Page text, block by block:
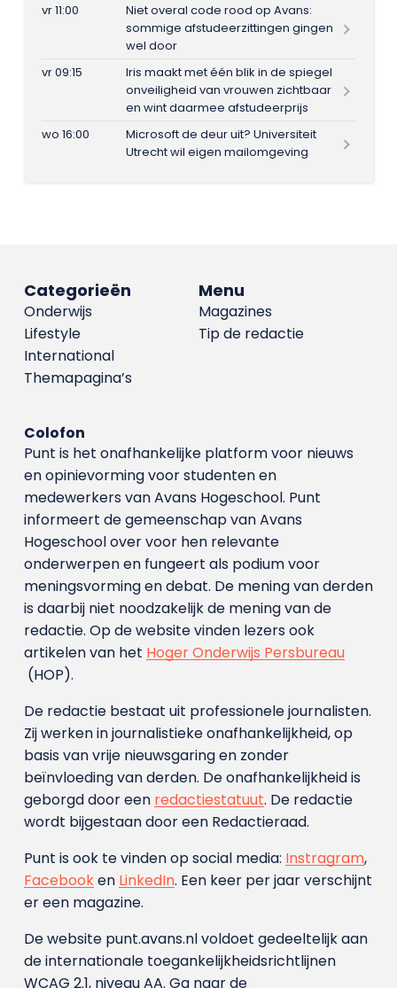
vr 11:00
Niet overal code rood op Avans:
sommige afstudeerzittingen gingen
wel door
vr 09:15
Iris maakt met één blik in de spiegel
onveiligheid van vrouwen zichtbaar
en wint daarmee afstudeerprijs
wo 16:00
Microsoft de deur uit? Universiteit
Utrecht wil eigen mailomgeving
Menu
Magazines
Tip de redactie
Categorieën
Onderwijs
Lifestyle
International
Themapagina’s
Colofon
Punt is het onafhankelijke platform voor nieuws
en opinievorming voor studenten en
medewerkers van Avans Hoge­school. Punt
informeert de gemeenschap van Avans
Hogeschool over voor hen relevante
onderwerpen en fungeert als podium voor
meningsvorming en debat. De mening van derden
is daarbij niet noodzakelijk de mening van de
redactie. Op de website vinden lezers ook
artikelen van het Hoger Onderwijs Persbureau
(HOP).
De redactie bestaat uit professionele journalisten.
Zij werken in journalistieke onafhankelijkheid, op
basis van vrije nieuwsgaring en zonder
beïnvloeding van derden. De onafhankelijkheid is
geborgd door een redactiestatuut. De redactie
wordt bijgestaan door een Redactieraad.
Punt is ook te vinden op social media: Instragram,
Facebooken LinkedIn. Een keer per jaar verschijnt
er een magazine.
De website punt.avans.nl voldoet gedeeltelijk aan
de internationale toegankelijkheidsrichtlijnen
WCAG 2.1, niveau AA. Ga naar de